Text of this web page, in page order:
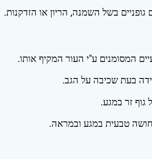
בשל השמנה, הריון או הזדקנות.
המסומנים ע"י העור המקיף אותו.
בעת שכיבה על הגב.
זר במגע.
טבעית במגע ובמראה.